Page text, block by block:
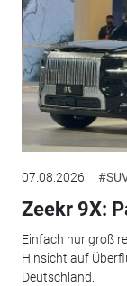
07.08.2026
Zeekr 9X:
Einfach nur groß
Hinsicht auf
Deutschland.